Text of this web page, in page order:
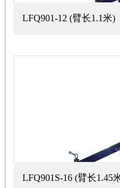
LFQ901-12 (臂长1.1米)
LFQ901S-16 (臂长1.45